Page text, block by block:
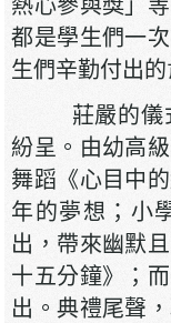
熱心參與獎」
都是學生們一
生們辛勤付出的
莊嚴的儀式
紛呈。由幼高
舞蹈《心目中
年的夢想；小
出，帶來幽默
十五分鐘》；
出。典禮尾聲